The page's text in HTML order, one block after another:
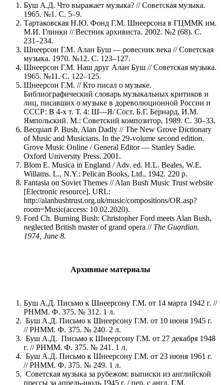
Буш А.Д. Что выражает музыка? // Советская музыка.
1965. №1. С. 5–9.
Тартаковская Н.Ю. Фонд Г.М. Шнеерсона в ГЦММК им.
М.И. Глинки // Вестник архивиста. 2002. №2 (68). С.
231–234.
Шнеерсон Г.М. Алан Буш — ровесник века // Советская
музыка. 1970. №12. С. 123–127.
Шнеерсон Г.М. Наш друг Алан Буш // Советская музыка.
1965. №11. С. 122–125.
Шнеерсон Г.М. // Кто писал о музыке.
Библиографический словарь музыкальных критиков и
лиц, писавших о музыке в дореволюционной России и
СССР: В 4-х т. Т. 4: Ш—Я/ Сост. Б.Г. Бернард, И.М.
Ямпольский. М.: Советский композитор, 1989. С. 30–33.
Becquart P. Bush, Alan Dadly // The New Grove Dictionary
of Music and Musicians. In the 29-volume second edition.
Grove Music Online / General Editor — Stanley Sadie.
Oxford University Press. 2001.
Blom E. Musica in England / Adv. ed. H.L. Beales, W.E.
Willams. L., N.Y.: Pelican Books, Ltd., 1942. 220 p.
Fantasia on Soviet Themes // Alan Bush Music Trust website
[Electronic resource]. URL:
http://alanbushtrust.org.uk/music/compositions/OR.asp?
room=Music(access: 10.02.2020).
Ford Ch. Burning Bush: Christopher Ford meets Alan Bush,
neglected British master of grand opera // The Guardian.
1974, June 8.
Архивные материалы
Буш А.Д. Письмо к Шнеерсону Г.М. от 14 марта 1942 г. //
РНММ. Ф. 375. № 312. 1 л.
Буш А.Д. Письмо к Шнеерсону Г.М. от 10 июня 1945 г.
// РНММ. Ф. 375. № 240. 2 л.
Буш А.Д. Письмо к Шнеерсону Г.М. от 27 декабря 1948
г. // РНММ. Ф. 375. № 241. 1 л.
Буш А.Д. Письмо к Шнеерсону Г.М. от 23 июня 1961 г.
// РНММ. Ф. 375. № 249. 1 л.
Советская музыка за рубежом: выписки из английской
прессы за апрель-июль 1945 г. / пер. с англ. Г.М.